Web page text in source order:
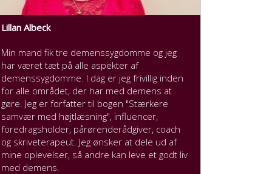
Lillan Albeck
Min mand fik tre demenssygdomme og jeg
har været tæt på alle aspekter af
demenssygdomme. I dag er jeg frivillig inden
for alle området, der har med demens at
gøre. Jeg er forfatter til bogen "Stærkere
samvær med højtlæsning", influencer,
foredragsholder, pårørenderådgiver, coach
og skriveterapeut. Jeg ønsker at dele ud af
mine oplevelser, så andre kan leve et godt liv
med demens.